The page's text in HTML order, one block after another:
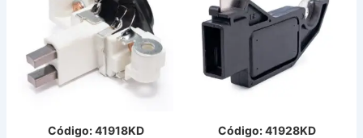
Código: 41918KD Código: 41928KD